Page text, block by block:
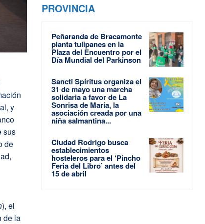
y
sus
de
), el
de la
PROVINCIA
Peñaranda de Bracamonte
planta tulipanes en la
Plaza del Encuentro por el
Día Mundial del Parkinson
Sancti Spíritus organiza el
31 de mayo una marcha
solidaria a favor de La
Sonrisa de María, la
asociación creada por una
niña salmantina...
Ciudad Rodrigo busca
establecimientos
hosteleros para el ‘Pincho
Feria del Libro’ antes del
15 de abril